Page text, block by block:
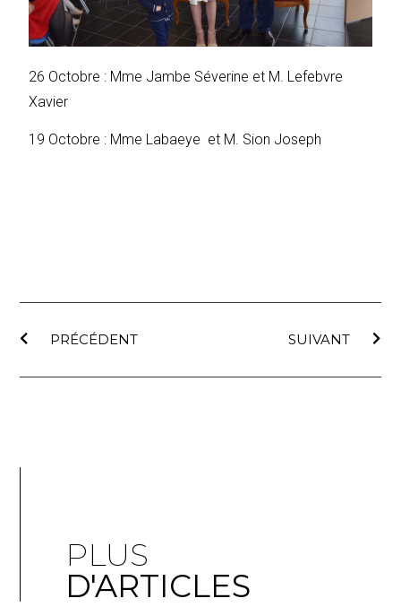
26 Octobre : Mme Jambe Séverine et M. Lefebvre
Xavier
19 Octobre : Mme Labaeye et M. Sion Joseph
PRÉCÉDENT SUIVANT
PLUS
D'ARTICLES